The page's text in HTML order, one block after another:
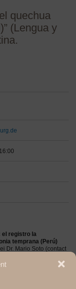
quechua
(Lengua y
el registro la
temprana (Perú)
Dr. Mario Soto (contact